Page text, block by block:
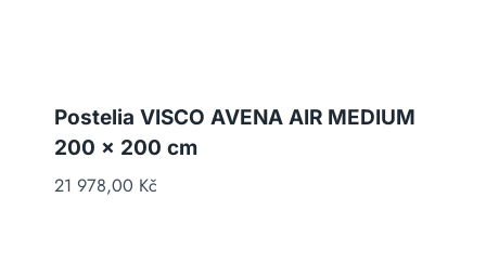
Postelia VISCO AVENA AIR MEDIUM
200 x 200 cm
21 978,00 Kč